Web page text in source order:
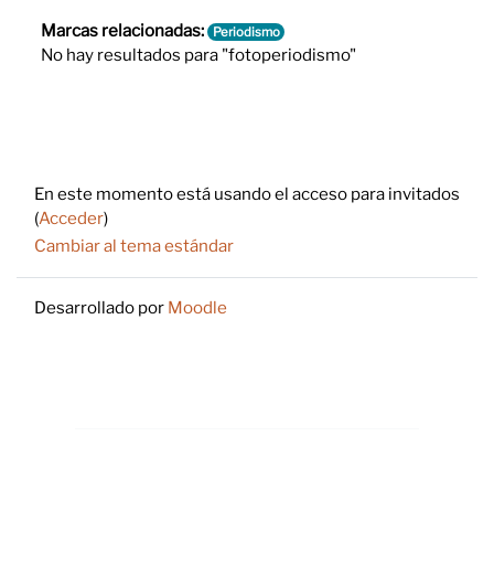
Marcas relacionadas: Periodismo
No hay resultados para "fotoperiodismo"
En este momento está usando el acceso para invitados
(Acceder)
Cambiar al tema estándar
Desarrollado por Moodle